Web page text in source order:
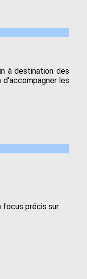
à destination des
les
focus précis sur